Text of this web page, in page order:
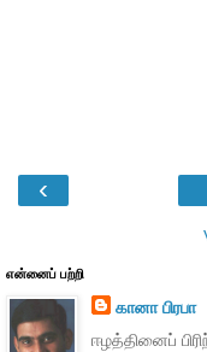
‹
என்னைப் பற்றி
கானா பிரபா
ஈழத்தினைப்